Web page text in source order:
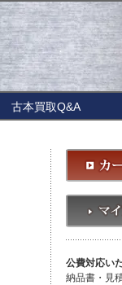
古本買取Q&A
公費対応い
納品書・見